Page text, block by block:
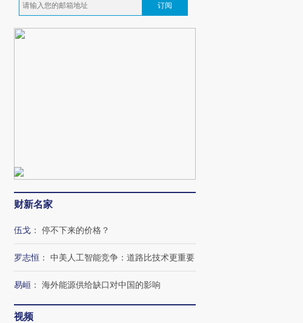
订阅
财新名家
伍戈 ： 停不下来的价格？
罗志恒 ： 中美人工智能竞争：道路比技术更重要
易峘 ： 海外能源供给缺口对中国的影响
视频